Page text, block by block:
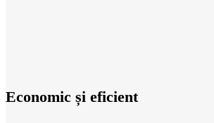
Economic și eficient